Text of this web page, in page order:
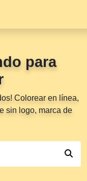
para
Colorear en línea,
sin logo, marca de